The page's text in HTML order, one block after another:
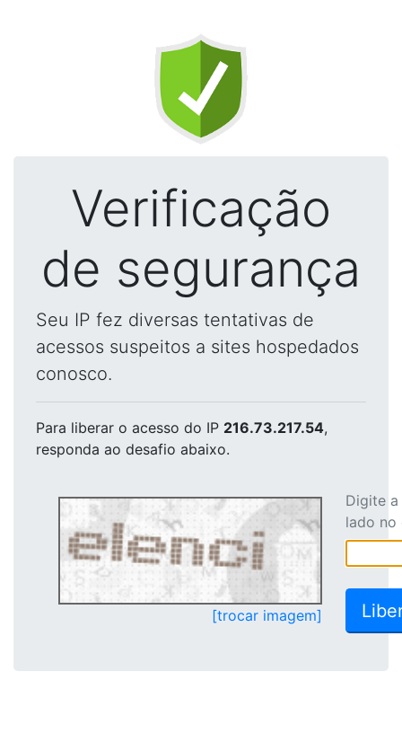
Verificação
de segurança
Seu IP fez diversas tentativas de
acessos suspeitos a sites hospedados
conosco.
Para liberar o acesso do IP 216.73.217.54,
responda ao desafio abaixo.
[trocar imagem]
Digite
lado no